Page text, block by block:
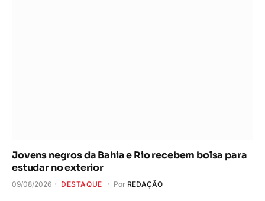
Jovens negros da Bahia e Rio recebem bolsa para
estudar no exterior
09/08/2026 DESTAQUE Por REDAÇÃO